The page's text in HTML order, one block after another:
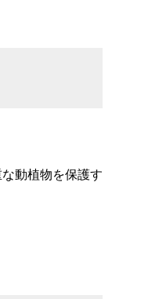
動植物を保護す